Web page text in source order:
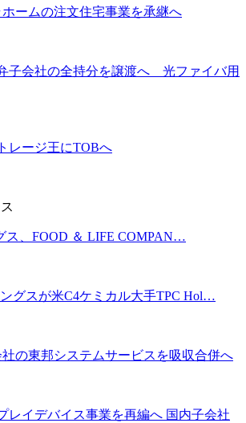
ームの注文住宅事業を承継へ
子会社の全持分を譲渡へ 光ファイバ用
レージ王にTOBへ
ス、FOOD ＆ LIFE COMPAN…
グスが米C4ケミカル大手TPC Hol…
の東邦システムサービスを吸収合併へ
レイデバイス事業を再編へ 国内子会社